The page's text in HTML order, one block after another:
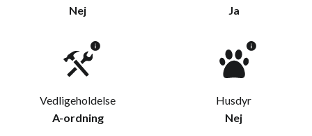
Nej
Ja
Vedligeholdelse
A-ordning
Husdyr
Nej